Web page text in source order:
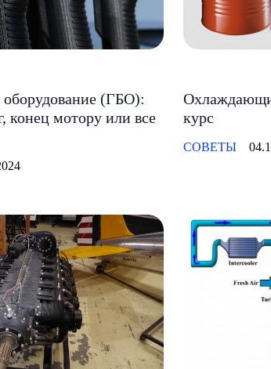
оборудование (ГБО):
конец мотору или все
курс
СОВЕТЫ